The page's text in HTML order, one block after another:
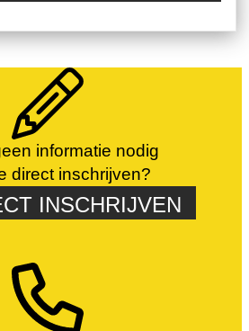
informatie nodig
direct inschrijven?
INSCHRIJVEN